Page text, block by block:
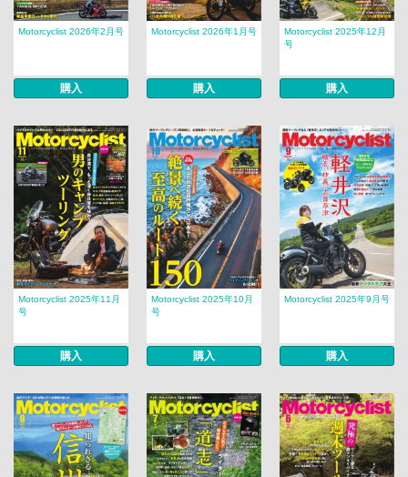
Motorcyclist 2026年2月号
購入
Motorcyclist 2026年1月号
購入
Motorcyclist 2025年12月
号
購入
Motorcyclist 2025年11月
号
購入
Motorcyclist 2025年10月
号
購入
Motorcyclist 2025年9月号
購入